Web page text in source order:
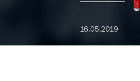
16.05.2019